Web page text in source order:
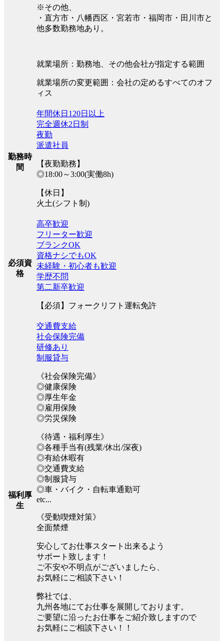
※その他、
・直方市・八幡西区・宮若市・福岡市・田川市と
他多数勤務地あり。
就業場所：勤務地、その他会社が指定する範囲
就業場所の変更範囲：会社の定めるすべてのオフ
ィス
勤務時
間
年間休日120日以上
完全週休2日制
夜勤
派遣社員
【夜勤勤務】
◎18:00～3:00(実働8h)
【休日】
火土(シフト制)
必須資
格
高卒歓迎
フリーター歓迎
ブランクOK
資格ナシでもOK
未経験・初心者も歓迎
学歴不問
第二新卒歓迎
【必須】フォークリフト運転免許
福利厚
生
交通費支給
社会保険完備
研修あり
制服貸与
《社会保険完備》
◎健康保険
◎厚生年金
◎雇用保険
◎労災保険
《待遇・福利厚生》
◎各種手当有(残業/休出/深夜)
◎有給休暇有
◎交通費支給
◎制服貸与
◎車・バイク・自転車通勤可
etc...
《受動喫煙対策》
全面禁煙
安心してお仕事スタート出来るよう
サポート致します！
ご不安や不明点がございましたら、
お気軽にご相談下さい！
弊社では、
九州各地にてお仕事を展開しております。
ご要望に沿ったお仕事をご紹介致しますので
お気軽にご相談下さい！！